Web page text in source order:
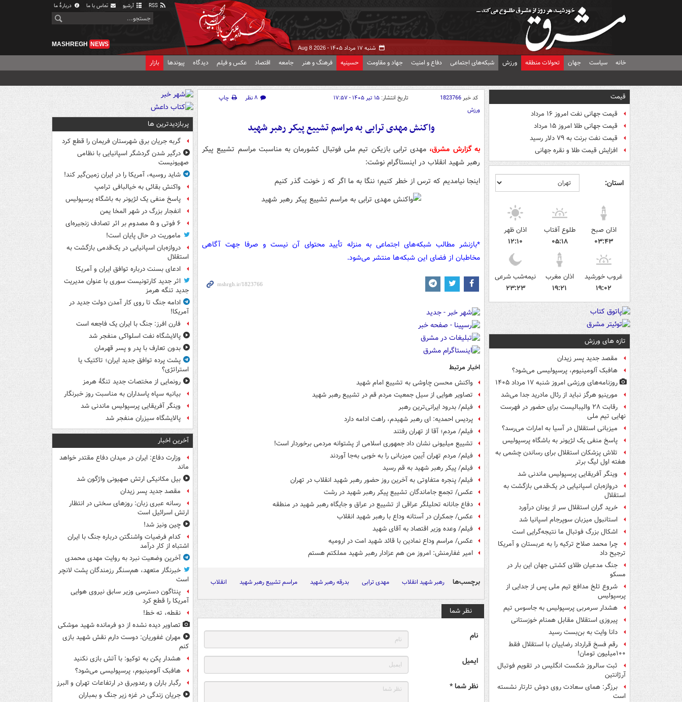
آرشیو تماس با ما دربارهٔ ما
شنبه ۱۷ مرداد ۱۴۰۵ - Aug 8 2026
MASHREGH NEWS
خانه سیاست جهان تحولات منطقه ورزش شبکه‌های اجتماعی دفاع و امنیت جهاد و مقاومت حسینیه فرهنگ و هنر جامعه اقتصاد عکس و فیلم دیدگاه پیوندها بازار
قیمت
قیمت جهانی نفت امروز ۱۶ مرداد
قیمت جهانی طلا امروز ۱۵ مرداد
قیمت نفت برنت به ۷۹ دلار رسید
افزایش قیمت طلا و نقره جهانی
استان:
اذان صبح
۰۳:۴۳
طلوع آفتاب
۰۵:۱۸
اذان ظهر
۱۲:۱۰
غروب خورشید
۱۹:۰۲
اذان مغرب
۱۹:۲۱
نیمه‌شب شرعی
۲۳:۲۳
تازه های ورزش
مقصد جدید پسر زیدان
هافبک آلومینیوم، پرسپولیسی می‌شود؟
روزنامه‌های ورزشی امروز ‌شنبه ۱۷ مرداد ۱۴۰۵
مورینیو هرگز نباید از رئال مادرید جدا می‌شد
رقابت ۲۸ والیبالیست برای حضور در فهرست
نهایی تیم ملی
میزبانی استقلال در آسیا به امارات می‌رسد؟
پاسخ منفی یک لژیونر به باشگاه پرسپولیس
تلاش پزشکان استقلال برای رساندن چشمی به
هفته اول لیگ برتر
وینگر آفریقایی پرسپولیس ماندنی شد
دروازه‌بان اسپانیایی در یک‌قدمی بازگشت به
استقلال
خرید گران استقلال سر از یونان درآورد
استانبول میزبان سوپرجام اسپانیا شد
اشکال بزرگ فوتبال ما نتیجه‌گرایی است
چرا محمد صلاح ترکیه را به عربستان و آمریکا
ترجیح داد
جنگ مدعیان طلای کشتی جهان این بار در
مسکو
شروع تلخ مدافع تیم ملی پس از جدایی از
پرسپولیس
هشدار سرمربی پرسپولیس به جاسوس تیم
پیروزی استقلال مقابل همنام خوزستانی
دانا وایت به بن‌بست رسید
رقم فسخ قرارداد رضاییان با استقلال فقط
۱۰۰میلیون تومان!
ثبت سالروز شکست انگلیس در تقویم فوتبال
آرژانتین
برزگر: همای سعادت روی دوش تارتار نشسته
است
کد خبر1823766 تاریخ انتشار: ۱۵ تیر ۱۴۰۵ - ۱۷:۵۷ ۸ نظر
چاپ
ورزش
واکنش مهدی ترابی به مراسم تشییع پیکر رهبر شهید
به گزارش مشرق، مهدی ترابی بازیکن تیم ملی فوتبال کشورمان به مناسبت مراسم تشییع پیکر
رهبر شهید انقلاب در اینستاگرام نوشت:
اینجا نیامدیم که ترس از خطر کنیم؛ ننگا به ما اگر که ز خونت گذر کنیم
*بازنشر مطالب شبکه‌های اجتماعی به منزله تأیید محتوای آن نیست و صرفا جهت آگاهی
مخاطبان از فضای این شبکه‌ها منتشر می‌شود.
اخبار مرتبط
واکنش محسن چاوشی به تشییع امام شهید
تصاویر هوایی از سیل جمعیت مردم قم در تشییع رهبر شهید
فیلم/ بدرود ایرانی‌ترین رهبر
پردیس احمدیه: ای رهبر شهیدم، راهت ادامه دارد
فیلم/ مردم؛ آقا از تهران رفتند
تشییع میلیونی نشان داد جمهوری اسلامی از پشتوانه مردمی برخوردار است!
فیلم/ مردم تهران آیین میزبانی را به‌ خوبی به‌جا آوردند
فیلم/ پیکر رهبر شهید به قم رسید
فیلم/ پنجره متفاوتی به آخرین روز حضور رهبر شهید انقلاب در تهران
عکس/ تجمع جاماندگان تشییع پیکر رهبر شهید در رشت
دفاع جانانه تحلیلگر عراقی از تشییع در عراق و جایگاه رهبر شهید در منطقه
عکس/ جمکران در آستانه وداع با رهبر شهید انقلاب
فیلم/ وعده وزیر اقتصاد به آقای شهید
عکس/ مراسم وداع نمادین با قائد شهید امت در ارومیه
امیر غفارمنش: امروز من هم عزادار رهبر شهید مملکتم هستم
برچسب‌ها رهبر شهید انقلاب مهدی ترابی بدرقه رهبر شهید مراسم تشییع رهبر شهید انقلاب
نظر شما
نام
ایمیل
نظر شما *
پربازدیدترین ها
گربه جریان برق شهرستان فریمان را قطع کرد
درگیر شدن گردشگر اسپانیایی با نظامی
صهیونیست
شاید روسیه، آمریکا را در ایران زمین‌گیر کند!
واکنش بقائی به خیالبافی ترامپ
پاسخ منفی یک لژیونر به باشگاه پرسپولیس
انفجار بزرگ در شهر المخا یمن
۶ فوتی و ۵ مصدوم بر اثر تصادف زنجیره‌ای
ماموریت در حال پایان است!
دروازه‌بان اسپانیایی در یک‌قدمی بازگشت به
استقلال
ادعای بسنت درباره توافق ایران و آمریکا
اثر جدید کارتونیست سوری با عنوان مدیریت
جدید تنگه هرمز
ادامه جنگ تا روی کار آمدن دولت جدید در
آمریکا!
فارن افرز: جنگ با ایران یک فاجعه است
پالایشگاه نفت اسلواکی منفجر شد
بدون تعارف با پدر و پسر قهرمان
پشت پرده توافق جدید ایران؛ تاکتیک یا
استراتژی؟
رونمایی از مختصات جدید تنگۀ هرمز
بیانیه سپاه پاسداران به مناسبت روز خبرنگار
وینگر آفریقایی پرسپولیس ماندنی شد
پالایشگاه سیزران منفجر شد
آخرین اخبار
وزارت دفاع: ایران در میدان دفاع مقتدر خواهد
ماند
بیل مکانیکی ارتش صهیونی واژگون شد
مقصد جدید پسر زیدان
رسانه عبری زبان: روزهای سختی در انتظار
ارتش اسرائیل است
چین ونیز شد!
کدام فرضیات واشنگتن درباره جنگ با ایران
اشتباه از کار درآمد
آخرین وضعیت نبرد به روایت مهدی محمدی
خبرنگار متعهد، هم‌سنگر رزمندگان پشت لانچر
است
پنتاگون دسترسی وزیر سابق نیروی هوایی
آمریکا را قطع کرد
نقطه، ته خط!
تصاویر دیده‌ نشده از دو فرمانده شهید موشکی
مهران غفوریان: دوست دارم نقش شهید بازی
کنم
هشدار پکن به توکیو: با آتش بازی نکنید
هافبک آلومینیوم، پرسپولیسی می‌شود؟
رگبار باران و رعدوبرق در ارتفاعات تهران و البرز
جریان زندگی در غزه زیر جنگ و بمباران